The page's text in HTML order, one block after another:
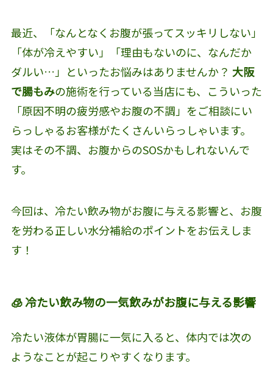
最近、「なんとなくお腹が張ってスッキリしない」
「体が冷えやすい」「理由もないのに、なんだか
ダルい…」といったお悩みはありませんか？ 大阪
で腸もみの施術を行っている当店にも、こういった
「原因不明の疲労感やお腹の不調」をご相談にい
らっしゃるお客様がたくさんいらっしゃいます。
実はその不調、お腹からのSOSかもしれないんで
す。
今回は、冷たい飲み物がお腹に与える影響と、お腹
を労わる正しい水分補給のポイントをお伝えしま
す！
🧊 冷たい飲み物の一気飲みがお腹に与える影響
冷たい液体が胃腸に一気に入ると、体内では次の
ようなことが起こりやすくなります。